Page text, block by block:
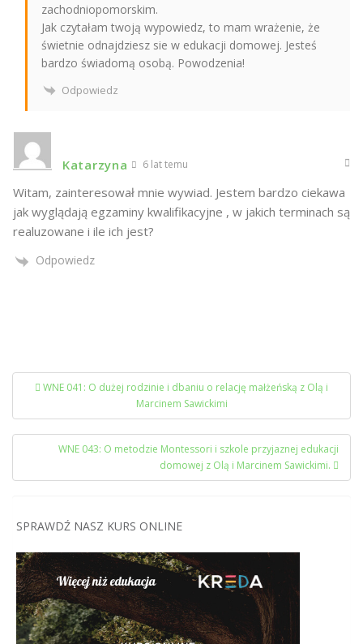
zachodniopomorskim.
Jak czytałam twoją wypowiedz, to mam wrażenie, że
świetnie odnajdziesz sie w edukacji domowej. Jesteś
bardzo świadomą osobą. Powodzenia!
Odpowiedz
Katarzyna 6 lat temu
Witam, zainteresował mnie wywiad. Jestem bardzo ciekawa
jak wyglądają egzaminy kwalifikacyjne , w jakich terminach są
realuzowane i ile ich jest?
Odpowiedz
Nawigacja
WNE 041: O dużej rodzinie i dbaniu o relację małżeńską z Olą i
Marcinem Sawickimi
WNE 043: O metodzie Montessori i szkole przyjaznej edukacji
domowej z Olą i Marcinem Sawickimi.
SPRAWDŹ NASZ KURS ONLINE